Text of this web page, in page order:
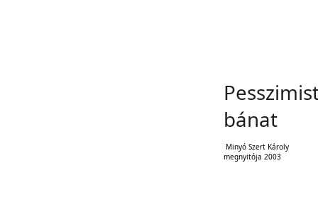
bánat
Minyó Szert Károly
megnyitója 2003